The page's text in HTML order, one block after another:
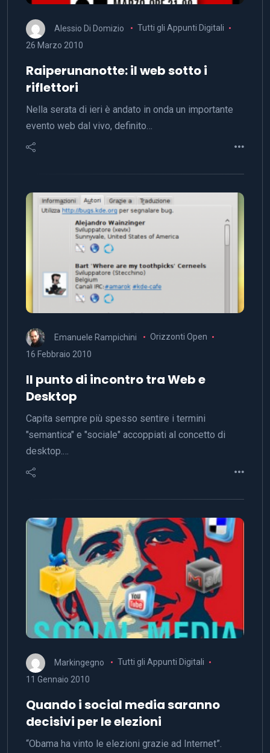
Alessio Di Domizio
Tutti gli Appunti Digitali
26 Marzo 2010
Raiperunanotte: il web sotto i
riflettori
Nella serata di ieri è andato in onda un importante
evento web dal vivo, definito…
Emanuele Rampichini
Orizzonti Open
16 Febbraio 2010
Il punto di incontro tra Web e
Desktop
Capita sempre più spesso sentire i termini
"semantica" e "sociale" accoppiati al concetto di
desktop.…
Markingegno
Tutti gli Appunti Digitali
11 Gennaio 2010
Quando i social media saranno
decisivi per le elezioni
“Obama ha vinto le elezioni grazie ad Internet”.